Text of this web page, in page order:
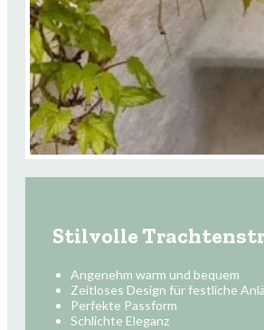
Stilvolle
Angenehm warm und bequem
Zeitloses Design für festliche
Perfekte Passform
Schlichte Eleganz